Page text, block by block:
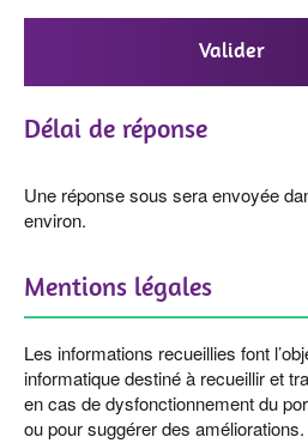
Valider
Délai de réponse
Une réponse sous sera envoyée
environ.
Mentions légales
Les informations recueillies font
informatique destiné à recueillir et
en cas de dysfonctionnement du
ou pour suggérer des améliorations.